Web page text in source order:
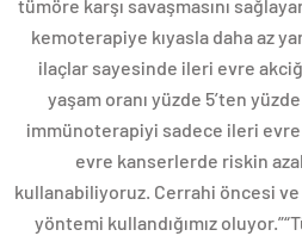
tümöre karşı savaşmasını
kemoterapiye kıyasla daha az
ilaçlar sayesinde ileri evre
yaşam oranı yüzde 5’ten yüzde
immünoterapiyi sadece ileri
evre kanserlerde riskin
kullanabiliyoruz. Cerrahi öncesi
yöntemi kullandığımız